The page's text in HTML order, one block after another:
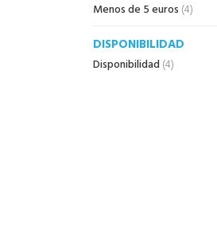
Menos de 5 euros (4)
DISPONIBILIDAD
Disponibilidad (4)